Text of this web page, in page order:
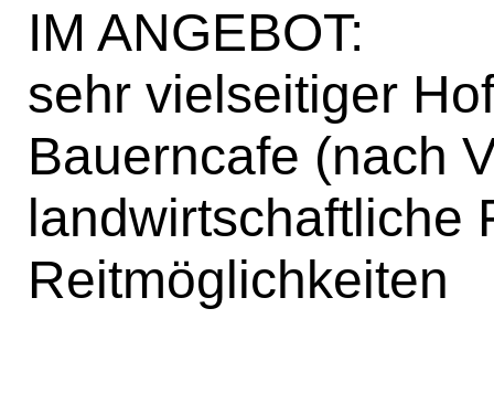
IM ANGEBOT:
sehr vielseitiger
Bauerncafe (nach
landwirtschaftliche
Reitmöglichkeiten